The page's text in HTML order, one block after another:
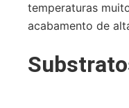
temperaturas
acabamento de